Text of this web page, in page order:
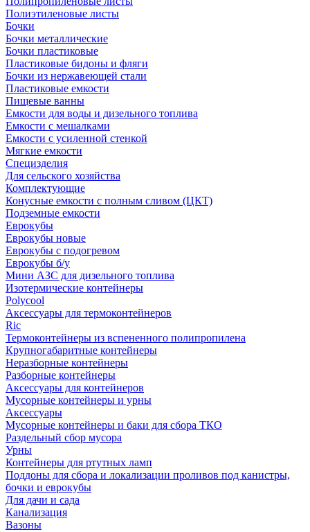
Полиэтиленовые листы
Бочки
Бочки металлические
Бочки пластиковые
Пластиковые бидоны и фляги
Бочки из нержавеющей стали
Пластиковые емкости
Пищевые ванны
Емкости для воды и дизельного топлива
Емкости с мешалками
Емкости с усиленной стенкой
Мягкие емкости
Специзделия
Для сельского хозяйства
Комплектующие
Конусные емкости с полным сливом (ЦКТ)
Подземные емкости
Еврокубы
Еврокубы новые
Еврокубы с подогревом
Еврокубы б/у
Мини АЗС для дизельного топлива
Изотермические контейнеры
Polycool
Аксессуары для термоконтейнеров
Ric
Термоконтейнеры из вспененного полипропилена
Крупногабаритные контейнеры
Неразборные контейнеры
Разборные контейнеры
Аксессуары для контейнеров
Мусорные контейнеры и урны
Аксессуары
Мусорные контейнеры и баки для сбора ТКО
Раздельный сбор мусора
Урны
Контейнеры для ртутных ламп
Поддоны для сбора и локализации проливов под канистры,
бочки и еврокубы
Для дачи и сада
Канализация
Вазоны